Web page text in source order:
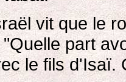
vit que le
part
le fils d'Isaï.